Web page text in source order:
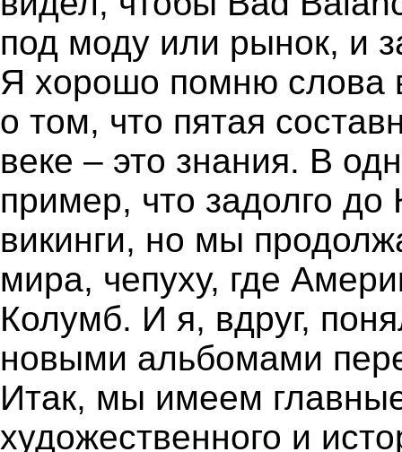
под моду или рынок, и
Я хорошо помню слова
о том, что пятая
веке – это знания. В
пример, что задолго
викинги, но мы
мира, чепуху, где
Колумб. И я, вдруг,
новыми альбомами
Итак, мы имеем
художественного и